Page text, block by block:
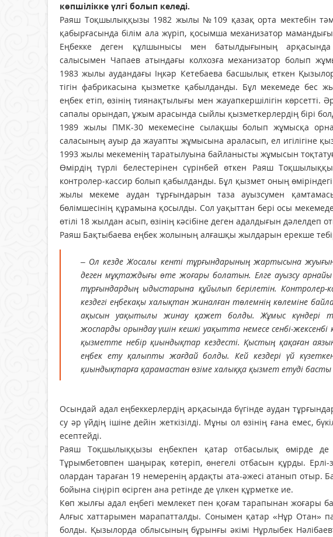
көпшілікке үлгі болып келеді.
Раяш Тоқшылыққызы 1982 жылы №109 қазақ орта мектебін
қабырғасында білім ала жүріп, қосымша механизатор
Еңбекке деген құлшынысы мен батылдығының
салысымен Чапаев атындағы колхозға механизатор болып
1983 жылы аудандағы Іңкәр Кетебаева басшылық еткен
тігін фабрикасына қызметке қабылданды. Бұл мекемеде бес
еңбек етіп, өзінің тиянақтылығы мен жауапкершілігін көрсетті.
сапалы орындап, ұжым арасында сыйлы қызметкерлердің бірі
1989 жылы ПМК-30 мекемесіне сылақшы болып жұмысқа
саласының ауыр да жауапты жұмысына араласып, ел игілігіне
1993 жылы мекеменің таратылуына байланысты жұмысын
Өмірдің түрлі белестерінен сүрінбей өткен Раяш
контролер-кассир болып қабылданды. Бұл қызмет оның
жылы мекеме аудан тұрғындарын таза ауызсумен
бөлімшесінің құрамына қосылды. Сол уақыттан бері осы мекемеде
өтілі 18 жылдан асып, өзінің кәсібіне деген адалдығын дәлелдеп
Раяш Бақтыбаева еңбек жолының алғашқы жылдарын ерекше
– Ол кезде Жосалы кенті тұрғындарының жартысына
деген мұқтаждығы өте жоғары болатын. Елге ауызсу арнайы
тұрғындардың ыдыстарына құйылып берілетін.
кездегі еңбекақы халықтан жиналған төлемнің көлеміне
ақысын уақытылы жинау қажет болды. Жұмыс күндері
жоспарды орындау үшін кешкі уақытта немесе сенбі-жексенбі
қызметте небір қиындықтар кездесті. Қыстың қақаған
еңбек ету қалыпты жағдай болды. Кей кездері үй
қиындықтарға қарамастан өзіме халыққа қызмет етуді басты
Осындай адал еңбеккерлердің арқасында бүгінде аудан
су әр үйдің ішіне дейін жеткізілді. Мұны ол өзінің ғана емес,
есептейді.
Раяш Тоқшылыққызы еңбекпен қатар отбасылық өмірде
Тұрымбетовпен шаңырақ көтеріп, өнегелі отбасын құрды.
олардан тараған 19 немеренің ардақты ата-әжесі атанып отыр.
бойына сіңіріп өсірген ана ретінде де үлкен құрметке ие.
Көп жылғы адал еңбегі мемлекет пен қоғам тарапынан жоғары
Алғыс хаттарымен марапатталды. Сонымен қатар «Нұр Отан»
болды. Қызылорда облысының бұрынғы әкімі Нұрлыбек